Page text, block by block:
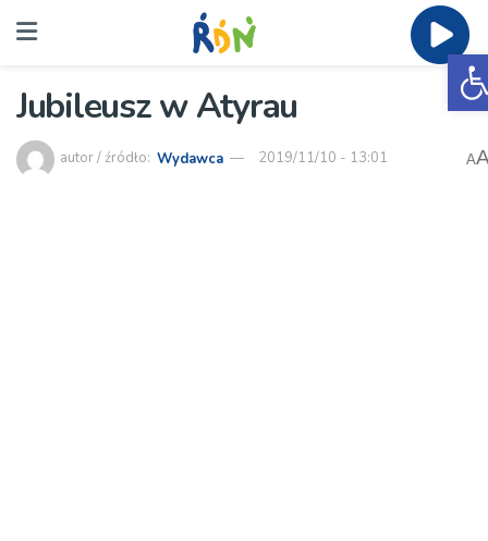
Jubileusz w Atyrau
autor / źródło: Wydawca 2019/11/10 - 13:01 A